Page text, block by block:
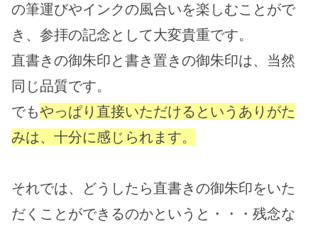
の筆運びやインクの風合いを楽しむことがで
き、参拝の記念として大変貴重です。
直書きの御朱印と書き置きの御朱印は、当然
同じ品質です。
でもやっぱり直接いただけるというありがた
みは、十分に感じられます。
それでは、どうしたら直書きの御朱印をいた
だくことができるのかというと・・・残念な